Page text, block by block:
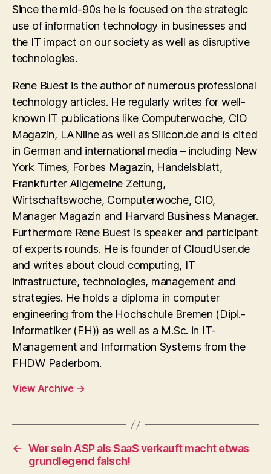
Since the mid-90s he is focused on the strategic
use of information technology in businesses and
the IT impact on our society as well as disruptive
technologies.
Rene Buest is the author of numerous professional
technology articles. He regularly writes for well-
known IT publications like Computerwoche, CIO
Magazin, LANline as well as Silicon.de and is cited
in German and international media – including New
York Times, Forbes Magazin, Handelsblatt,
Frankfurter Allgemeine Zeitung,
Wirtschaftswoche, Computerwoche, CIO,
Manager Magazin and Harvard Business Manager.
Furthermore Rene Buest is speaker and participant
of experts rounds. He is founder of CloudUser.de
and writes about cloud computing, IT
infrastructure, technologies, management and
strategies. He holds a diploma in computer
engineering from the Hochschule Bremen (Dipl.-
Informatiker (FH)) as well as a M.Sc. in IT-
Management and Information Systems from the
FHDW Paderborn.
View Archive →
← Wer sein ASP als SaaS verkauft macht etwas
grundlegend falsch!